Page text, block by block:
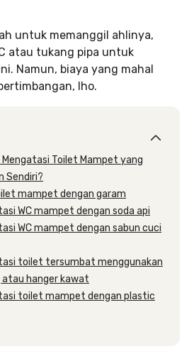
untuk memanggil ahlinya,
atau tukang pipa untuk
Namun, biaya yang mahal
lho.
Mengatasi Toilet Mampet yang
Sendiri?
mampet dengan garam
WC mampet dengan soda api
WC mampet dengan sabun cuci
toilet tersumbat menggunakan
atau hanger kawat
toilet mampet dengan plastic